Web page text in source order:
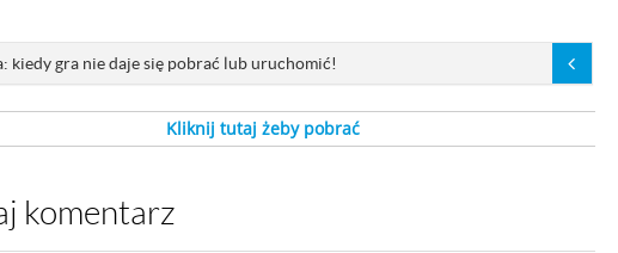
kiedy gra nie daje się pobrać lub uruchomić!
Kliknij tutaj żeby pobrać
komentarz